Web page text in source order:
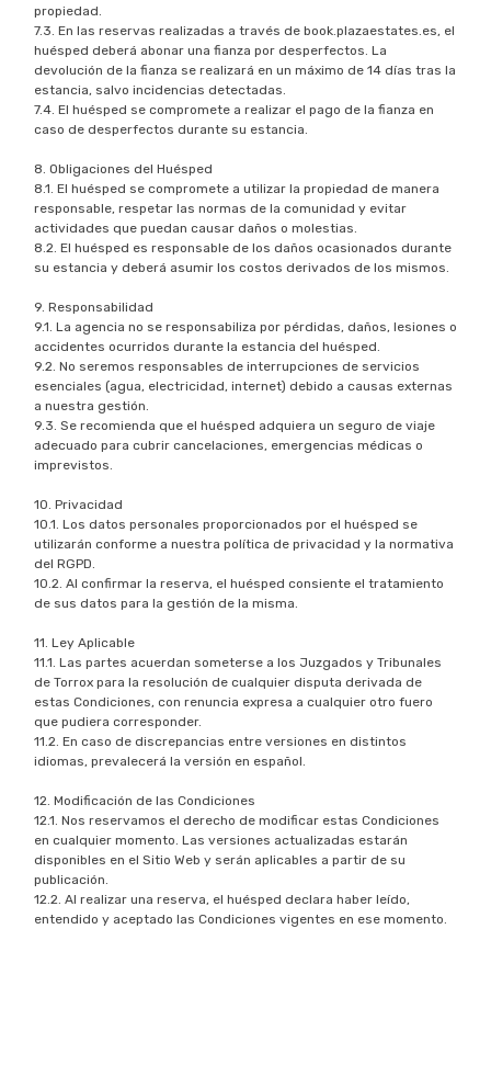
propiedad.
7.3. En las reservas realizadas a través de book.plazaestates.es, el
huésped deberá abonar una fianza por desperfectos. La
devolución de la fianza se realizará en un máximo de 14 días tras la
estancia, salvo incidencias detectadas.
7.4. El huésped se compromete a realizar el pago de la fianza en
caso de desperfectos durante su estancia.
8. Obligaciones del Huésped
8.1. El huésped se compromete a utilizar la propiedad de manera
responsable, respetar las normas de la comunidad y evitar
actividades que puedan causar daños o molestias.
8.2. El huésped es responsable de los daños ocasionados durante
su estancia y deberá asumir los costos derivados de los mismos.
9. Responsabilidad
9.1. La agencia no se responsabiliza por pérdidas, daños, lesiones o
accidentes ocurridos durante la estancia del huésped.
9.2. No seremos responsables de interrupciones de servicios
esenciales (agua, electricidad, internet) debido a causas externas
a nuestra gestión.
9.3. Se recomienda que el huésped adquiera un seguro de viaje
adecuado para cubrir cancelaciones, emergencias médicas o
imprevistos.
10. Privacidad
10.1. Los datos personales proporcionados por el huésped se
utilizarán conforme a nuestra política de privacidad y la normativa
del RGPD.
10.2. Al confirmar la reserva, el huésped consiente el tratamiento
de sus datos para la gestión de la misma.
11. Ley Aplicable
11.1. Las partes acuerdan someterse a los Juzgados y Tribunales
de Torrox para la resolución de cualquier disputa derivada de
estas Condiciones, con renuncia expresa a cualquier otro fuero
que pudiera corresponder.
11.2. En caso de discrepancias entre versiones en distintos
idiomas, prevalecerá la versión en español.
12. Modificación de las Condiciones
12.1. Nos reservamos el derecho de modificar estas Condiciones
en cualquier momento. Las versiones actualizadas estarán
disponibles en el Sitio Web y serán aplicables a partir de su
publicación.
12.2. Al realizar una reserva, el huésped declara haber leído,
entendido y aceptado las Condiciones vigentes en ese momento.